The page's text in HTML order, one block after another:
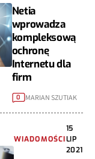
Netia
wprowadza
kompleksową
ochronę
Internetu dla
firm
0 MARIAN SZUTIAK
WIADOMOŚCI
15
LIP
2021